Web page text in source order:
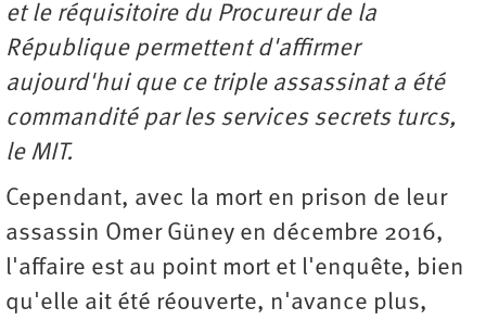
et le réquisitoire du Procureur de la
République permettent d'affirmer
aujourd'hui que ce triple assassinat a été
commandité par les services secrets turcs,
le MIT.
Cependant, avec la mort en prison de leur
assassin Omer Güney en décembre 2016,
l'affaire est au point mort et l'enquête, bien
qu'elle ait été réouverte, n'avance plus,